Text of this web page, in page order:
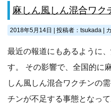
麻しん風しん混合ワク
2018年5月14日 投稿者：tsukada
最近の報道にもあるように
す。 その影響で、全国的に
しん風しん混合ワクチンの
チンが不足する事態となっ